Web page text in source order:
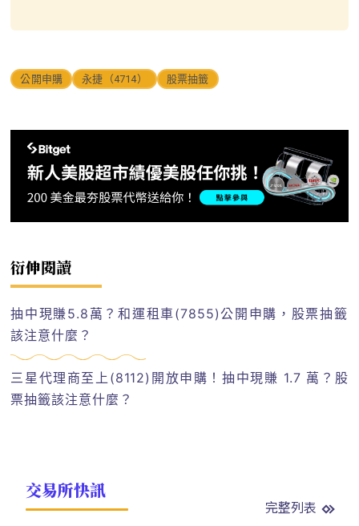
公開申購 永捷（4714） 股票抽籤
衍伸閱讀
抽中現賺5.8萬？和運租車(7855)公開申購，股票抽籤
該注意什麼？
三星代理商至上(8112)開放申購！抽中現賺 1.7 萬？股
票抽籤該注意什麼？
交易所快訊
完整列表